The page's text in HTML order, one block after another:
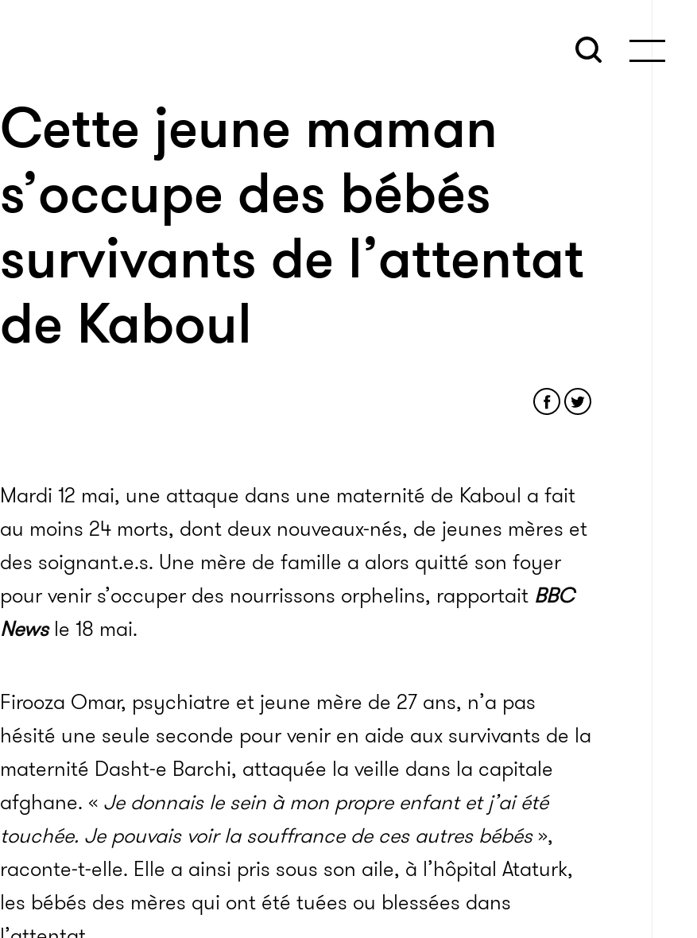
Cette jeune maman
s’occupe des bébés
survivants de l’attentat
de Kaboul
Mardi 12 mai, une attaque dans une maternité de Kaboul a fait
au moins 24 morts, dont deux nouveaux-nés, de jeunes mères et
des soignant.e.s. Une mère de famille a alors quitté son foyer
pour venir s’occuper des nourrissons orphelins, rapportait BBC
Newsle 18 mai.
Firooza Omar, psychiatre et jeune mère de 27 ans, n’a pas
hésité une seule seconde pour venir en aide aux survivants de la
maternité Dasht-e Barchi, attaquée la veille dans la capitale
afghane. « Je donnais le sein à mon propre enfant et j’ai été
touchée. Je pouvais voir la souffrance de ces autres bébés»,
raconte-t-elle. Elle a ainsi pris sous son aile, à l’hôpital Ataturk,
les bébés des mères qui ont été tuées ou blessées dans